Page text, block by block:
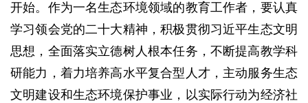
开始。作为一名生态环境领域的教育工作者，要认真
学习领会党的二十大精神，积极贯彻习近平生态文明
思想，全面落实立德树人根本任务，不断提高教学科
研能力，着力培养高水平复合型人才，主动服务生态
文明建设和生态环境保护事业，以实际行动为经济社